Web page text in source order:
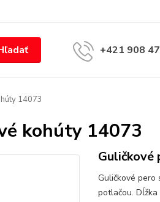
+421 908
14073
kohúty 14073
Guličkové
Guličkové pero
potlačou. Dĺžka